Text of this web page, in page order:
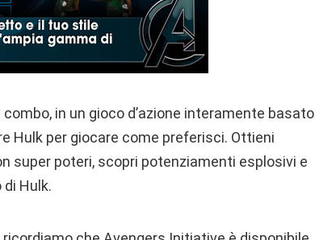
in un gioco d’azione interamente basato
Hulk per giocare come preferisci. Ottieni
super poteri, scopri potenziamenti esplosivi e
Hulk.